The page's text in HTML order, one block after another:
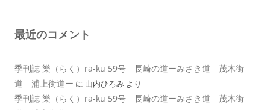
最近のコメント
季刊誌 樂（らく）ra-ku 59号 長崎の道ーみさき道 茂木街
道 浦上街道ー に 山内ひろみ より
季刊誌 樂（らく）ra-ku 59号 長崎の道ーみさき道 茂木街